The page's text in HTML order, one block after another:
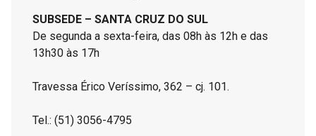
SUBSEDE – SANTA CRUZ DO SUL
De segunda a sexta-feira, das 08h às 12h e das
13h30 às 17h
Travessa Érico Veríssimo, 362 – cj. 101.
Tel.: (51) 3056-4795